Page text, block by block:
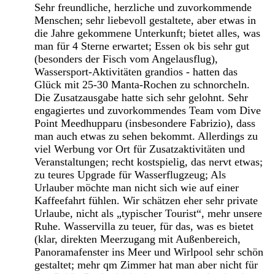
Sehr freundliche, herzliche und zuvorkommende
Menschen; sehr liebevoll gestaltete, aber etwas in
die Jahre gekommene Unterkunft; bietet alles, was
man für 4 Sterne erwartet; Essen ok bis sehr gut
(besonders der Fisch vom Angelausflug),
Wassersport-Aktivitäten grandios - hatten das
Glück mit 25-30 Manta-Rochen zu schnorcheln.
Die Zusatzausgabe hatte sich sehr gelohnt. Sehr
engagiertes und zuvorkommendes Team vom Dive
Point Meedhupparu (insbesondere Fabrizio), dass
man auch etwas zu sehen bekommt. Allerdings zu
viel Werbung vor Ort für Zusatzaktivitäten und
Veranstaltungen; recht kostspielig, das nervt etwas;
zu teures Upgrade für Wasserflugzeug; Als
Urlauber möchte man nicht sich wie auf einer
Kaffeefahrt fühlen. Wir schätzen eher sehr private
Urlaube, nicht als „typischer Tourist“, mehr unsere
Ruhe. Wasservilla zu teuer, für das, was es bietet
(klar, direkten Meerzugang mit Außenbereich,
Panoramafenster ins Meer und Wirlpool sehr schön
gestaltet; mehr qm Zimmer hat man aber nicht für